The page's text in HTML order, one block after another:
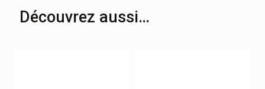
Découvrez aussi…